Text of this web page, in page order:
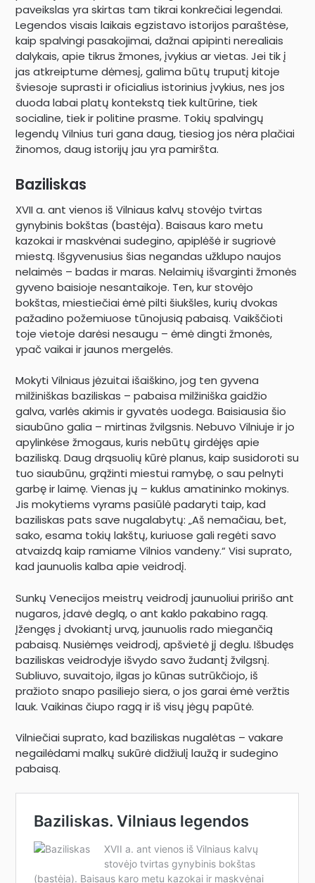
paveikslas yra skirtas tam tikrai konkrečiai legendai.
Legendos visais laikais egzistavo istorijos paraštėse,
kaip spalvingi pasakojimai, dažnai apipinti nerealiais
dalykais, apie tikrus žmones, įvykius ar vietas. Jei tik į
jas atkreiptume dėmesį, galima būtų truputį kitoje
šviesoje suprasti ir oficialius istorinius įvykius, nes jos
duoda labai platų kontekstą tiek kultūrine, tiek
socialine, tiek ir politine prasme. Tokių spalvingų
legendų Vilnius turi gana daug, tiesiog jos nėra plačiai
žinomos, daug istorijų jau yra pamiršta.
Baziliskas
XVII a. ant vienos iš Vilniaus kalvų stovėjo tvirtas
gynybinis bokštas (bastėja). Baisaus karo metu
kazokai ir maskvėnai sudegino, apiplėšė ir sugriovė
miestą. Išgyvenusius šias negandas užklupo naujos
nelaimės – badas ir maras. Nelaimių išvarginti žmonės
gyveno baisioje nesantaikoje. Ten, kur stovėjo
bokštas, miestiečiai ėmė pilti šiukšles, kurių dvokas
pažadino požemiuose tūnojusią pabaisą. Vaikščioti
toje vietoje darėsi nesaugu – ėmė dingti žmonės,
ypač vaikai ir jaunos mergelės.
Mokyti Vilniaus jėzuitai išaiškino, jog ten gyvena
milžiniškas baziliskas – pabaisa milžiniška gaidžio
galva, varlės akimis ir gyvatės uodega. Baisiausia šio
siaubūno galia – mirtinas žvilgsnis. Nebuvo Vilniuje ir jo
apylinkėse žmogaus, kuris nebūtų girdėjęs apie
baziliską. Daug drąsuolių kūrė planus, kaip susidoroti su
tuo siaubūnu, grąžinti miestui ramybę, o sau pelnyti
garbę ir laimę. Vienas jų – kuklus amatininko mokinys.
Jis mokytiems vyrams pasiūlė padaryti taip, kad
baziliskas pats save nugalabytų: „Aš nemačiau, bet,
sako, esama tokių lakštų, kuriuose gali regėti savo
atvaizdą kaip ramiame Vilnios vandeny.“ Visi suprato,
kad jaunuolis kalba apie veidrodį.
Sunkų Venecijos meistrų veidrodį jaunuoliui pririšo ant
nugaros, įdavė deglą, o ant kaklo pakabino ragą.
Įžengęs į dvokiantį urvą, jaunuolis rado miegančią
pabaisą. Nusiėmęs veidrodį, apšvietė jį deglu. Išbudęs
baziliskas veidrodyje išvydo savo žudantį žvilgsnį.
Subliuvo, suvaitojo, ilgas jo kūnas sutrūkčiojo, iš
pražioto snapo pasiliejo siera, o jos garai ėmė veržtis
lauk. Vaikinas čiupo ragą ir iš visų jėgų papūtė.
Vilniečiai suprato, kad baziliskas nugalėtas – vakare
negailėdami malkų sukūrė didžiulį laužą ir sudegino
pabaisą.